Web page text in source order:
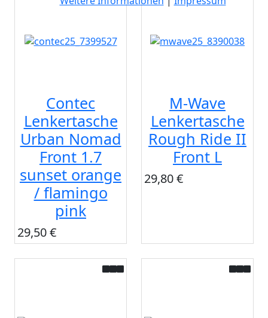
Contec
Lenkertasche
Urban Nomad
Front 1.7
sunset orange
/ flamingo
pink
29,50 €
M-Wave
Lenkertasche
Rough Ride II
Front L
29,80 €